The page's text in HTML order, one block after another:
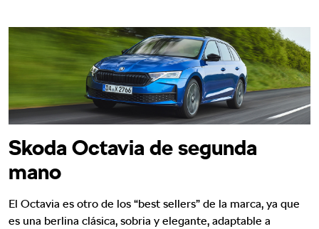
Skoda Octavia de segunda
mano
El Octavia es otro de los “best sellers” de la marca, ya que
es una berlina clásica, sobria y elegante, adaptable a